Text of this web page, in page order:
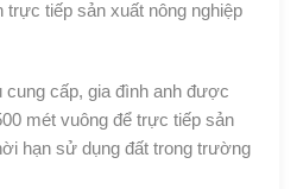
trực tiếp sản xuất nông nghiệp
cung cấp, gia đình anh được
mét vuông để trực tiếp sản
hạn sử dụng đất trong trường